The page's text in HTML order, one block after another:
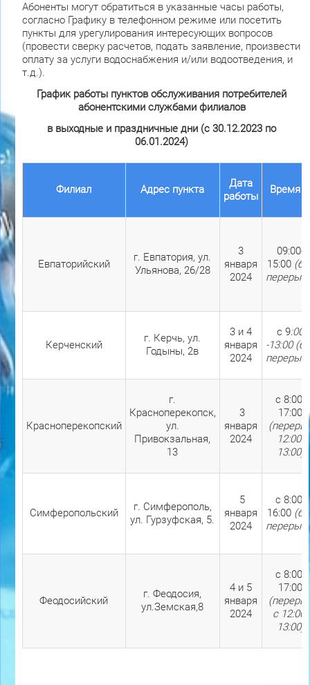
Абоненты могут обратиться в указанные часы работы,
согласно Графику в телефонном режиме или посетить
пункты для урегулирования интересующих вопросов
(провести сверку расчетов, подать заявление, произвести
оплату за услуги водоснабжения и/или водоотведения, и
т.д.).
График работы пунктов обслуживания потребителей
абонентскими службами филиалов
в выходные и праздничные дни (с 30.12.2023 по
06.01.2024)
Филиал Адрес пункта
Дата
работы
Евпаторийский
г. Евпатория, ул.
Ульянова, 26/28
3
января
2024
09:00-
15:00
Керченский
г. Керчь, ул.
Годыны, 2в
3 и 4
января
2024
с 9:00
-13:00
Красноперекопский
г.
Красноперекопск,
ул.
Привокзальная,
13
3
января
2024
с 8:00-
17:00
12:00-
13:00)
Симферопольский
г. Симферополь,
ул. Гурзуфская, 5.
5
января
2024
с 8:00-
16:00
Феодосийский
г. Феодосия,
ул.Земская,8
4 и 5
января
2024
с 8:00-
17:00
с 12:00-
13:00)